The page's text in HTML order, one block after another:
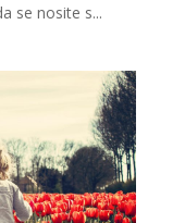
se nosite s...